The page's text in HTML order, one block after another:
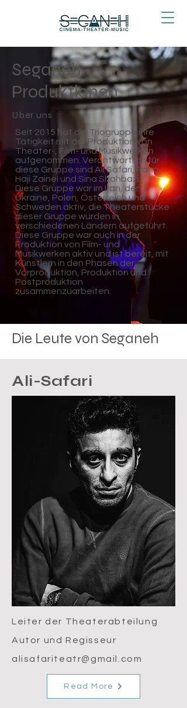
Seganeh-
Produktionen
Über uns
Seit 2015 hat die Triogruppe ihre
Tätigkeit mit der Produktion von
Theater-, Film- und Musikwerken
aufgenommen. Verantwortlich für
diese Gruppe sind Ali Safari, Raha
Haji Zainel und Sina Shahbazi.
Diese Gruppe war im Iran, der
Ukraine, Polen, Österreich und
Schweden aktiv, die Theaterstücke
dieser Gruppe wurden in
verschiedenen Ländern aufgeführt.
Diese Gruppe war auch in der
Produktion von Film- und
Musikwerken aktiv und ist bereit, mit
Künstlern in den Phasen der
Vorproduktion, Produktion und
Postproduktion
zusammenzuarbeiten.
Die Leute von Seganeh
Ali-Safari
Leiter der Theaterabteilung
Autor und Regisseur
alisafariteatr@gmail.com
Read More